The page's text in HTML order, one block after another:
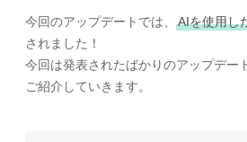
今回のアップデートでは、 AIを使用し
されました！
今回は発表されたばかりのアップデー
ご紹介していきます。